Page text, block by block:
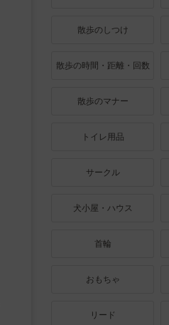
散歩のしつけ
散歩の時間・距離・回数
散歩のマナー
トイレ用品
サークル
犬小屋・ハウス
首輪
おもちゃ
リード